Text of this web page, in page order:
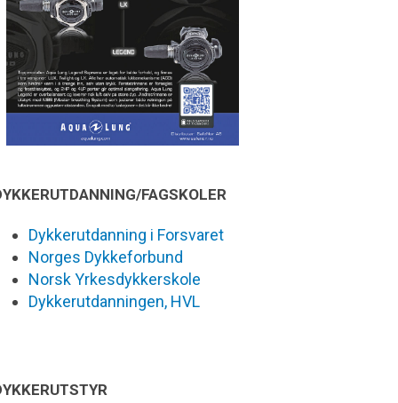
FAGSKOLER
Dykkerutdanning i Forsvaret
Norges Dykkeforbund
Norsk Yrkesdykkerskole
Dykkerutdanningen, HVL